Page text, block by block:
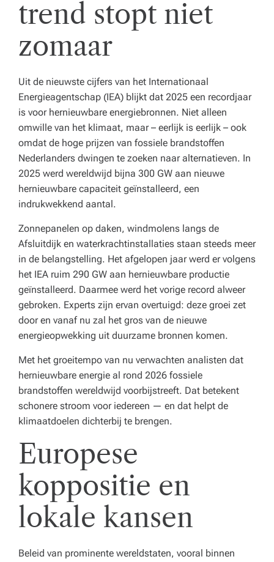
trend stopt niet
zomaar
Uit de nieuwste cijfers van het Internationaal
Energieagentschap (IEA) blijkt dat 2025 een recordjaar
is voor hernieuwbare energiebronnen. Niet alleen
omwille van het klimaat, maar – eerlijk is eerlijk – ook
omdat de hoge prijzen van fossiele brandstoffen
Nederlanders dwingen te zoeken naar alternatieven. In
2025 werd wereldwijd bijna 300 GW aan nieuwe
hernieuwbare capaciteit geïnstalleerd, een
indrukwekkend aantal.
Zonnepanelen op daken, windmolens langs de
Afsluitdijk en waterkrachtinstallaties staan steeds meer
in de belangstelling. Het afgelopen jaar werd er volgens
het IEA ruim 290 GW aan hernieuwbare productie
geïnstalleerd. Daarmee werd het vorige record alweer
gebroken. Experts zijn ervan overtuigd: deze groei zet
door en vanaf nu zal het gros van de nieuwe
energieopwekking uit duurzame bronnen komen.
Met het groeitempo van nu verwachten analisten dat
hernieuwbare energie al rond 2026 fossiele
brandstoffen wereldwijd voorbijstreeft. Dat betekent
schonere stroom voor iedereen — en dat helpt de
klimaatdoelen dichterbij te brengen.
Europese
koppositie en
lokale kansen
Beleid van prominente wereldstaten, vooral binnen